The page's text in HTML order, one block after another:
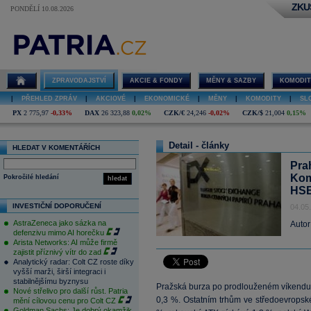
PONDĚLÍ 10.08.2026
ZPRAVODAJSTVÍ AKCIE & FONDY MĚNY & SAZBY
PŘEHLED ZPRÁV AKCIOVÉ EKONOMICKÉ MĚNY KOMODITY
PX 2 775,97 -0,33% DAX 26 323,88 0,02% CZK/€ 24,246 -0,02% CZK/$ 21,004 0,15%
HLEDAT V KOMENTÁŘÍCH
hledat
Pokročilé hledání
INVESTIČNÍ DOPORUČENÍ
AstraZeneca jako sázka na
defenzivu mimo AI horečku
Arista Networks: AI může firmě
zajistit příznivý vítr do zad
Analytický radar: Colt CZ roste díky
vyšší marži, širší integraci i
stabilnějšímu byznysu
Nové střelivo pro další růst. Patria
mění cílovou cenu pro Colt CZ
Detail - články
Pražská burza po prodlouženém
0,3 %. Ostatním trhům ve